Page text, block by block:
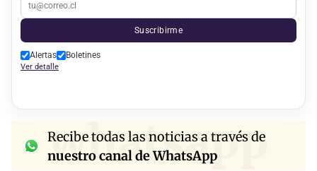
Suscribirme
Alertas Boletines
Ver detalle
whatsapp
Recibe todas las noticias a través de
nuestro canal de WhatsApp